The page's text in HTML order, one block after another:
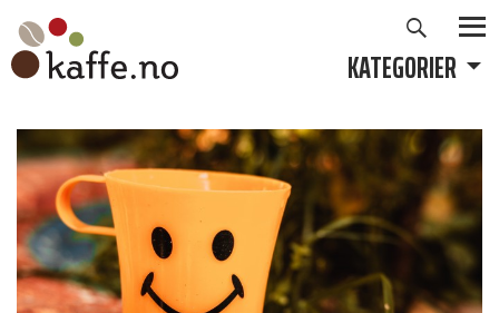
Hopp
innhold
KATEGORIER